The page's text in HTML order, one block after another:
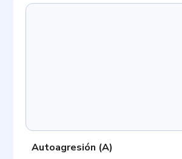
Autoagresión (A)